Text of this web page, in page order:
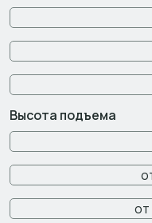
Высота подъема